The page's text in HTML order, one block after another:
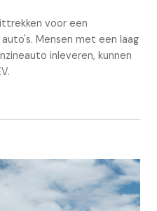
voor een
Mensen met een laag
inleveren, kunnen